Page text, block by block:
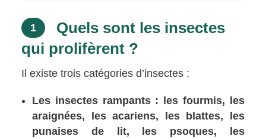
1
Quels sont les insectes
qui prolifèrent ?
Il existe trois catégories d’insectes :
Les insectes rampants : les fourmis, les
araignées, les acariens, les blattes, les
punaises de lit, les psoques, les